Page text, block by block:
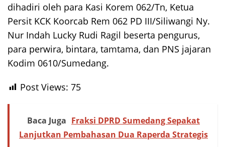
dihadiri oleh para Kasi Korem 062/Tn, Ketua
Persit KCK Koorcab Rem 062 PD III/Siliwangi Ny.
Nur Indah Lucky Rudi Ragil beserta pengurus,
para perwira, bintara, tamtama, dan PNS jajaran
Kodim 0610/Sumedang.
Post Views: 75
Baca Juga Fraksi DPRD Sumedang Sepakat
Lanjutkan Pembahasan Dua Raperda Strategis